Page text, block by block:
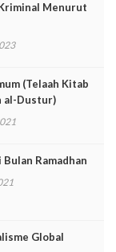
Menurut
(Telaah Kitab
al-Dustur)
Ramadhan
Global